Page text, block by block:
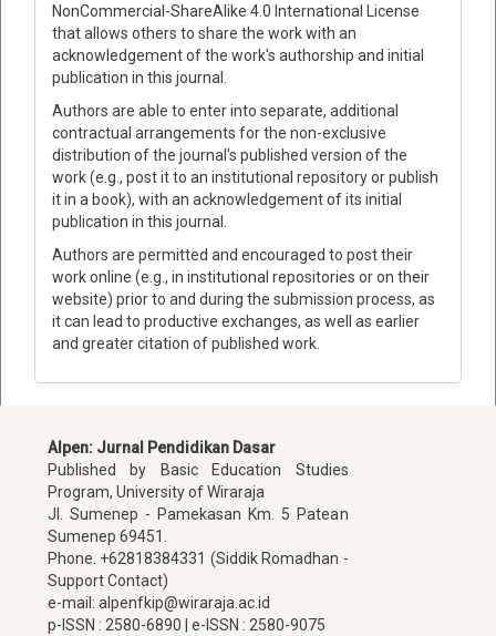
NonCommercial-ShareAlike 4.0 International License
that allows others to share the work with an
acknowledgement of the work's authorship and initial
publication in this journal.
Authors are able to enter into separate, additional
contractual arrangements for the non-exclusive
distribution of the journal's published version of the
work (e.g., post it to an institutional repository or publish
it in a book), with an acknowledgement of its initial
publication in this journal.
Authors are permitted and encouraged to post their
work online (e.g., in institutional repositories or on their
website) prior to and during the submission process, as
it can lead to productive exchanges, as well as earlier
and greater citation of published work.
Alpen: Jurnal Pendidikan Dasar
Published by Basic Education Studies
Program, University of Wiraraja
Jl. Sumenep - Pamekasan Km. 5 Patean
Sumenep 69451.
Phone. +62818384331 (Siddik Romadhan -
Support Contact)
e-mail: alpenfkip@wiraraja.ac.id
p-ISSN : 2580-6890 | e-ISSN : 2580-9075